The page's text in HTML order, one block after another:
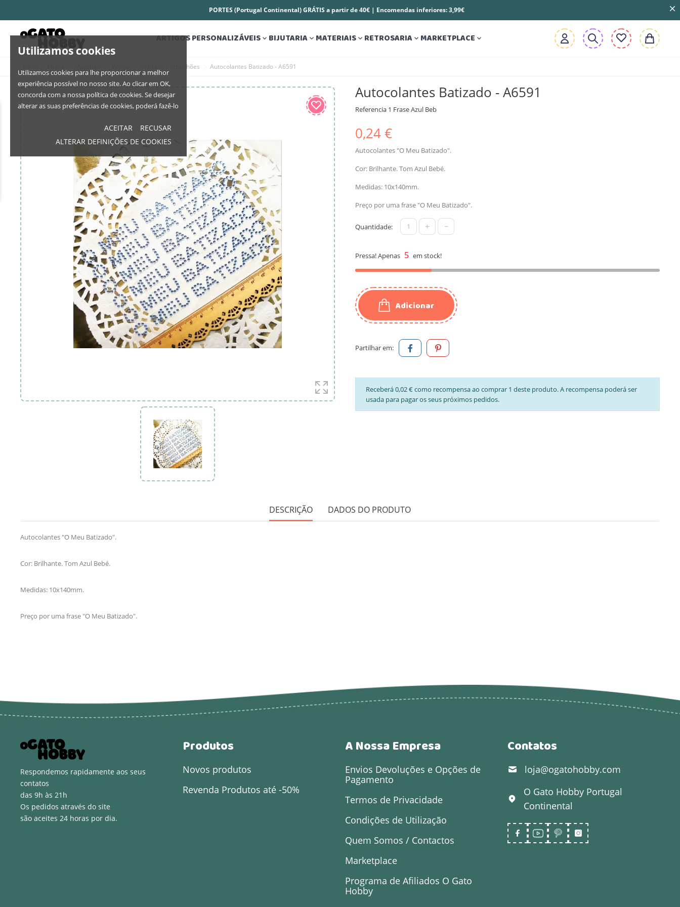
Utilizamos cookies
Utilizamos cookies para lhe proporcionar a melhor
experiência possível no nosso site. Ao clicar em OK,
concorda com a nossa política de cookies. Se desejar
alterar as suas preferências de cookies, poderá fazê-lo
ACEITAR
RECUSAR
ALTERAR DEFINIÇÕES DE COOKIES
PORTES (Portugal Continental) GRÁTIS a partir de 40€ | Encomendas inferiores: 3,99€
ARTIGOS PERSONALIZÁVEIS BIJUTARIA MATERIAIS RETROSARIA MARKETPLACE 
Batizado Comunhões Autocolantes Batizado - A6591
Autocolantes Batizado - A6591
Referencia 1 Frase Azul Beb
0,24 €
Autocolantes "O Meu Batizado".
Cor: Brilhante. Tom Azul Bebé.
Medidas: 10x140mm.
Preço por uma frase "O Meu Batizado".
Quantidade: + -
Pressa! Apenas 5 em stock!
Adicionar
Partilhar em:
Receberá 0,02 € como recompensa ao comprar 1 deste produto. A recompensa poderá ser
usada para pagar os seus próximos pedidos.
DESCRIÇÃO DADOS DO PRODUTO
Autocolantes "O Meu Batizado".
Cor: Brilhante. Tom Azul Bebé.
Medidas: 10x140mm.
Preço por uma frase "O Meu Batizado".
Respondemos rapidamente aos seus
contatos
das 9h às 21h
Os pedidos através do site
são aceites 24 horas por dia.
Produtos
Novos produtos
Revenda Produtos até -50%
A Nossa Empresa
Envios Devoluções e Opções de
Pagamento
Termos de Privacidade
Condições de Utilização
Quem Somos / Contactos
Marketplace
Programa de Afiliados O Gato
Hobby
Contatos
loja@ogatohobby.com
O Gato Hobby Portugal
Continental